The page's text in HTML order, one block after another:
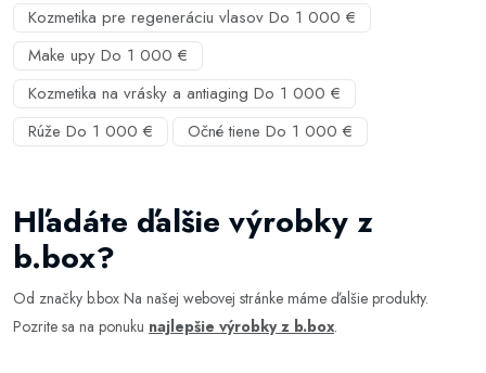
Kozmetika pre regeneráciu vlasov Do 1 000 €
Make upy Do 1 000 €
Kozmetika na vrásky a antiaging Do 1 000 €
Rúže Do 1 000 €
Očné tiene Do 1 000 €
Hľadáte ďalšie výrobky z
b.box?
Od značky b.box Na našej webovej stránke máme ďalšie produkty.
Pozrite sa na ponuku najlepšie výrobky z b.box.